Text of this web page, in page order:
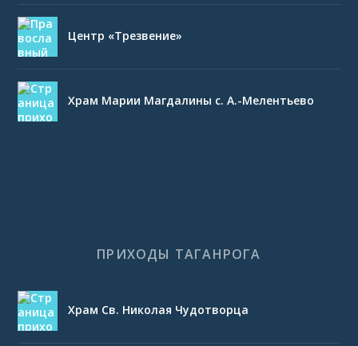
Центр «Трезвение»
Храм Марии Магдалины с. А.-Мелентьево
ПРИХОДЫ ТАГАНРОГА
Храм Св. Николая Чудотворца